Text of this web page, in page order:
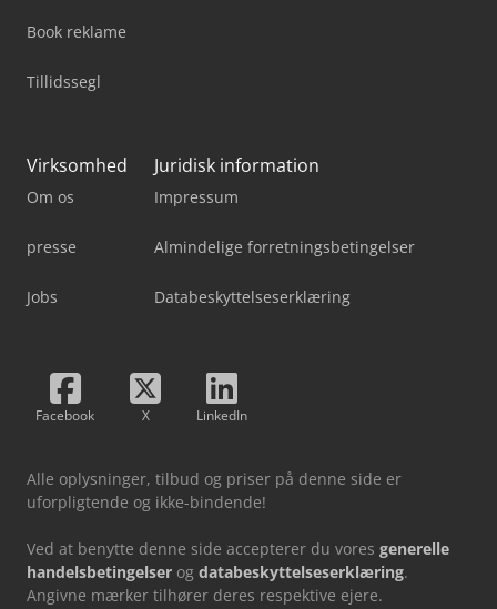
Book reklame
Tillidssegl
Virksomhed
Om os
presse
Jobs
Juridisk information
Impressum
Almindelige forretningsbetingelser
Databeskyttelseserklæring
Facebook X LinkedIn
Alle oplysninger, tilbud og priser på denne side er
uforpligtende og ikke-bindende!
Ved at benytte denne side accepterer du vores generelle
handelsbetingelser og databeskyttelseserklæring.
Angivne mærker tilhører deres respektive ejere.